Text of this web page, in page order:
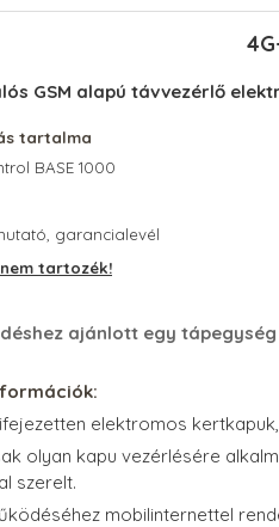
GSM alapú távvezérlő
tartalma
BASE 1000
garancialevél
tartozék!
ajánlott egy
elektromos
olyan kapu vezérlésére
szerelt.
mobilinternettel